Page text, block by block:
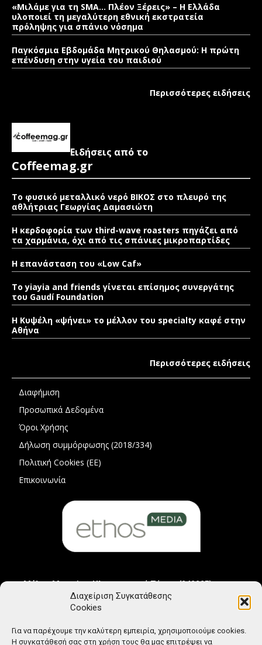
Διαχείριση Συγκατάθεσης
Cookies
Για να παρέχουμε την καλύτερη εμπειρία, χρησιμοποιούμε cookies.
Η συγκατάθεσή σας στη χρήση τους θα μας επιτρέψει να
«Μιλάμε για τη SMA… Πλέον Ξέρεις» – Η Ελλάδα
υλοποιεί τη μεγαλύτερη εθνική εκστρατεία
πρόληψης για σπάνιο νόσημα
Παγκόσμια Εβδομάδα Μητρικού Θηλασμού: Η πρώτη
επένδυση στην υγεία του παιδιού
Περισσότερες ειδήσεις
Ειδήσεις από το
Coffeemag.gr
Το φυσικό μεταλλικό νερό ΒΙΚΟΣ στο πλευρό της
αθλήτριας Γεωργίας Δαμασιώτη
Η κερδοφορία των third-wave roasters πηγάζει από
τα χαρμάνια, όχι από τις σπάνιες μικροπαρτίδες
Η επανάσταση του «Low Caf»
To yiayia and friends γίνεται επίσημος συνεργάτης
του Gaudí Foundation
Η Κυψέλη «ψήνει» το μέλλον του specialty καφέ στην
Αθήνα
Περισσότερες ειδήσεις
Διαφήμιση
Προσωπικά Δεδομένα
Όροι Χρήσης
Δήλωση συμμόρφωσης (2018/334)
Πολιτική Cookies (ΕΕ)
Επικοινωνία
Μέλος Μητρώου Ηλεκτρονικού Τύπου (242225)